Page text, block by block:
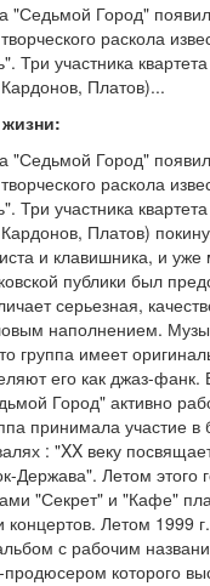
"Седьмой Город"
раскола
Три участника
Платов)...
"Седьмой Город"
раскола
Три участника
Платов)
и клавишника, и
публики был
серьезная,
наполнением.
группа имеет
его как джаз-
Город" активно
принимала участие в
: "XX веку
Держава". Летом этого
"Секрет" и "Кафе"
Летом 1999
с рабочим
продюсером которого